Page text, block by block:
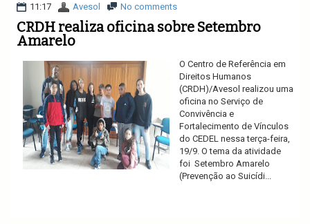
11:17 Avesol No comments
CRDH realiza oficina sobre Setembro
Amarelo
O Centro de Referência em
Direitos Humanos
(CRDH)/Avesol realizou uma
oficina no Serviço de
Convivência e
Fortalecimento de Vínculos
do CEDEL nessa terça-feira,
19/9. O tema da atividade
foi Setembro Amarelo
(Prevenção ao Suicídi...